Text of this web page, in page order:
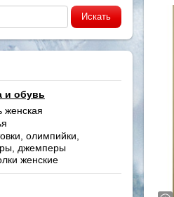
и обувь
женская
олимпийки,
джемперы
женские